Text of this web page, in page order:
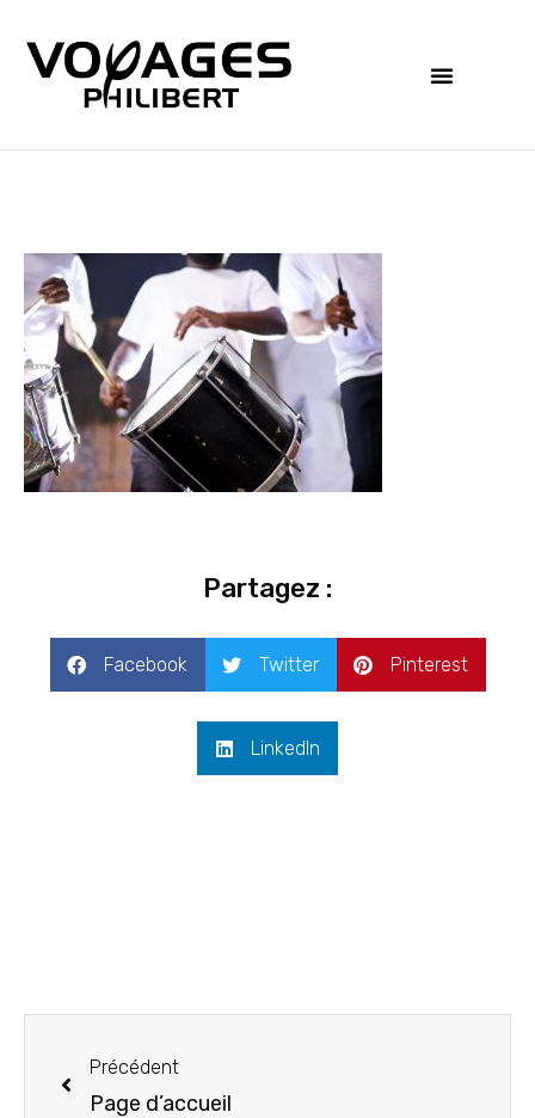
Partagez :
Facebook Twitter Pinterest
LinkedIn
Précédent
Page d’accueil